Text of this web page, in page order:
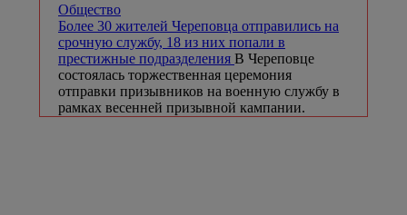
Общество
Более 30 жителей Череповца отправились на
срочную службу, 18 из них попали в
престижные подразделения В Череповце
состоялась торжественная церемония
отправки призывников на военную службу в
рамках весенней призывной кампании.